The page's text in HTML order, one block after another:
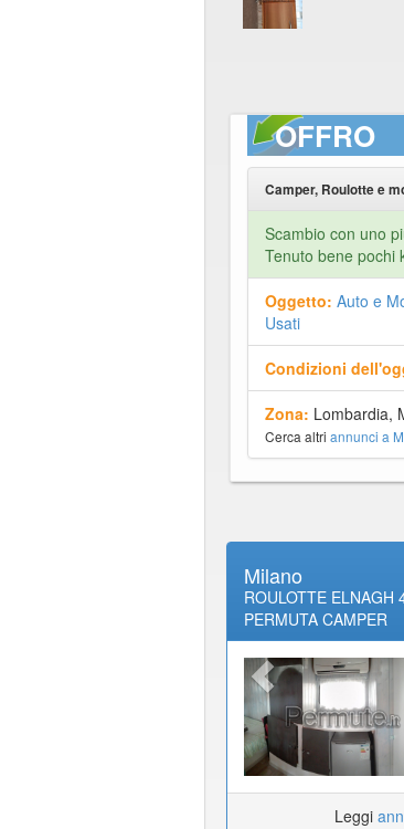
OFFRO
Camper, Roulotte e
Scambio con uno
Tenuto bene pochi
Oggetto: Auto e
Usati
Condizioni
Zona: Lombardia,
Cerca altri annunci a
Milano
ROULOTTE ELNAGH
PERMUTA CAMPER
Leggi